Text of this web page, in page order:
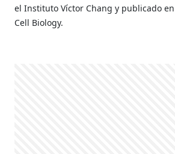
el Instituto Víctor Chang y publicado
Cell Biology.